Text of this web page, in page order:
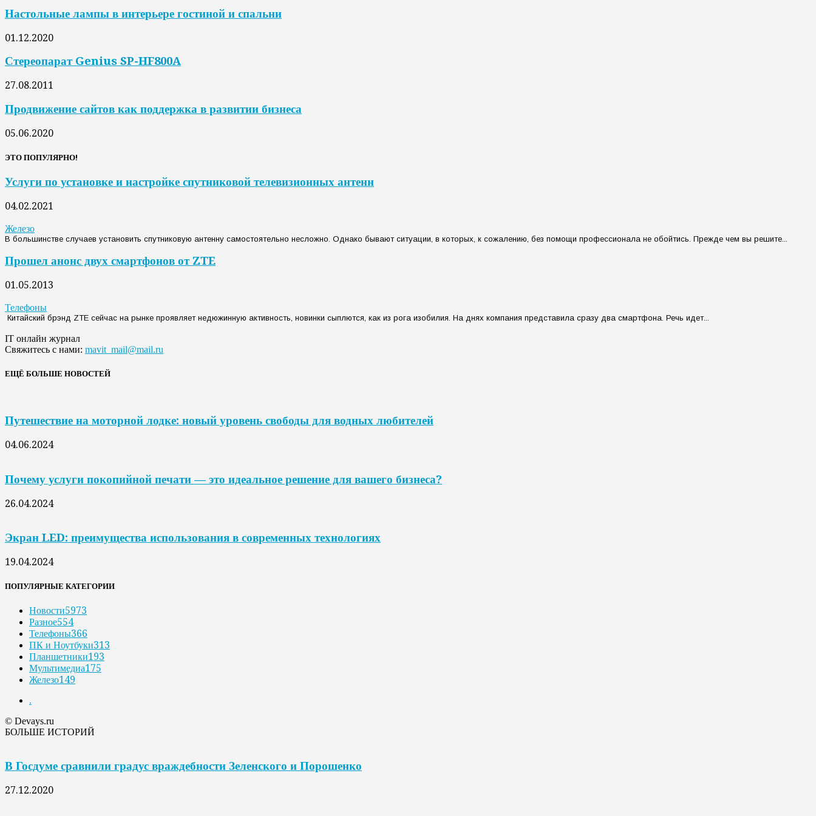
Настольные лампы в интерьере гостиной и спальни
01.12.2020
Стереопарат Genius SP-HF800A
27.08.2011
Продвижение сайтов как поддержка в развитии бизнеса
05.06.2020
ЭТО ПОПУЛЯРНО!
Услуги по установке и настройке спутниковой телевизионных антенн
04.02.2021
Железо
В большинстве случаев установить спутниковую антенну самостоятельно несложно. Однако бывают ситуации, в которых, к сожалению, без помощи профессионала не обойтись. Прежде чем вы решите...
Прошел анонс двух смартфонов от ZTE
01.05.2013
Телефоны
Китайский брэнд ZTE сейчас на рынке проявляет недюжинную активность, новинки сыплются, как из рога изобилия. На днях компания представила сразу два смартфона. Речь идет...
IT онлайн журнал
Свяжитесь с нами: mavit_mail@mail.ru
ЕЩЁ БОЛЬШЕ НОВОСТЕЙ
Путешествие на моторной лодке: новый уровень свободы для водных любителей
04.06.2024
Почему услуги покопийной печати — это идеальное решение для вашего бизнеса?
26.04.2024
Экран LED: преимущества использования в современных технологиях
19.04.2024
ПОПУЛЯРНЫЕ КАТЕГОРИИ
Новости5973
Разное554
Телефоны366
ПК и Ноутбуки313
Планшетники193
Мультимедиа175
Железо149
.
© Devays.ru
БОЛЬШЕ ИСТОРИЙ
В Госдуме сравнили градус враждебности Зеленского и Порошенко
27.12.2020